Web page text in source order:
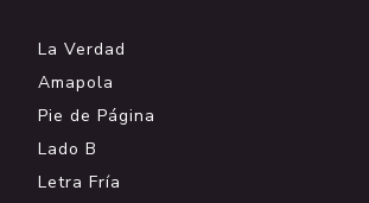
La Verdad
Amapola
Pie de Página
Lado B
Letra Fría